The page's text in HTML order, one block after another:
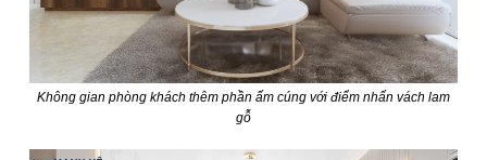
Không gian phòng khách thêm phần ấm cúng với điểm nhấn vách lam
gỗ